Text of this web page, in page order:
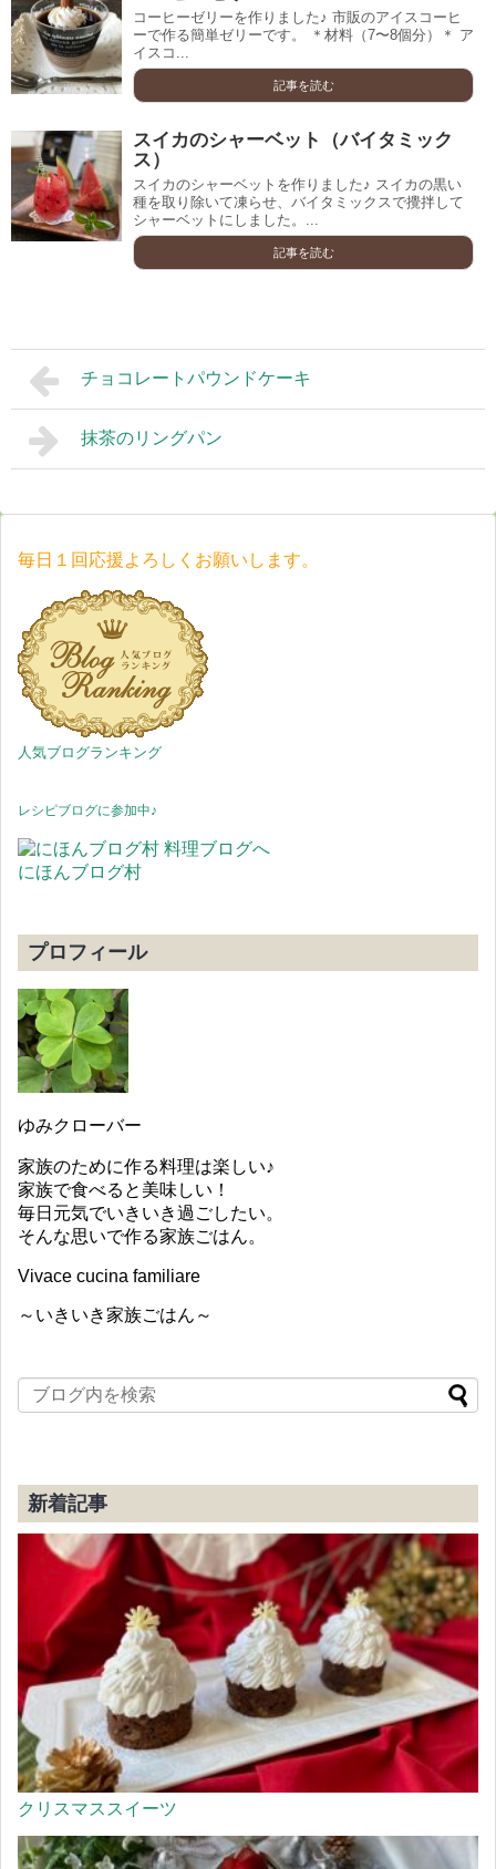
コーヒーゼリーを作りました♪ 市販のアイスコーヒ
ーで作る簡単ゼリーです。 ＊材料（7〜8個分）＊ ア
イスコ...
記事を読む
スイカのシャーベット（バイタミック
ス）
スイカのシャーベットを作りました♪ スイカの黒い
種を取り除いて凍らせ、バイタミックスで攪拌して
シャーベットにしました。...
記事を読む
チョコレートパウンドケーキ
抹茶のリングパン
毎日１回応援よろしくお願いします。
人気ブログランキング
レシピブログに参加中♪
にほんブログ村
プロフィール
ゆみクローバー
家族のために作る料理は楽しい♪
家族で食べると美味しい！
毎日元気でいきいき過ごしたい。
そんな思いで作る家族ごはん。
Vivace cucina familiare
～いきいき家族ごはん～
新着記事
クリスマススイーツ